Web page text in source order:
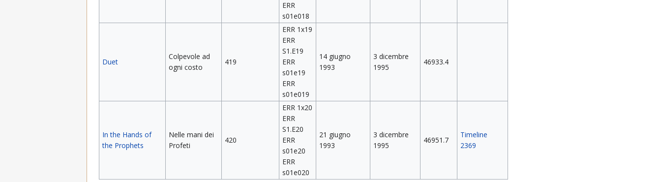
ERR
s01e018
Duet
Colpevole ad
ogni costo
419
ERR 1x19
ERR
S1.E19
ERR
s01e19
ERR
s01e019
14 giugno
1993
3 dicembre
1995
46933.4
In the Hands of
the Prophets
Nelle mani dei
Profeti
420
ERR 1x20
ERR
S1.E20
ERR
s01e20
ERR
s01e020
21 giugno
1993
3 dicembre
1995
46951.7
Timeline
2369